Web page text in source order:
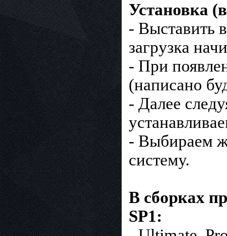
Установка
- Выставить
загрузка
- При
(написано
- Далее
- Выбираем
систему.
В сборках
SP1: